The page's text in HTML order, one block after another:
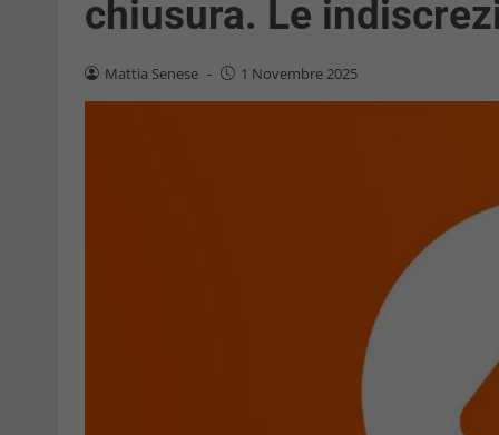
chiusura. Le
Mattia Senese - 1 Novembre 2025